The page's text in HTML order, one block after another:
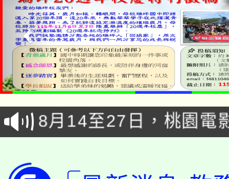
「本色祭」8/29、30在
場熱烈登場!
8/21下午1時於龍潭區
徵才活動。
YOUNG桃局內行報名
局官網。
8月14至27日，桃園電
開!
115年桃園市運動會8/
田徑場及游泳池舉行。
桃園市低收入戶享有免